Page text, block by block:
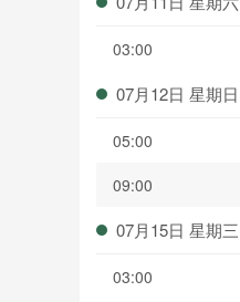
03:00
07月12日 星期日
05:00
09:00
07月15日 星期三
03:00